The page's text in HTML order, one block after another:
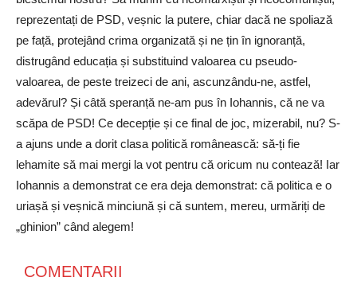
reprezentați de PSD, veșnic la putere, chiar dacă ne spoliază
pe față, protejând crima organizată și ne țin în ignoranță,
distrugând educația și substituind valoarea cu pseudo-
valoarea, de peste treizeci de ani, ascunzându-ne, astfel,
adevărul? Și câtă speranță ne-am pus în Iohannis, că ne va
scăpa de PSD! Ce decepție și ce final de joc, mizerabil, nu? S-
a ajuns unde a dorit clasa politică românească: să-ți fie
lehamite să mai mergi la vot pentru că oricum nu contează! Iar
Iohannis a demonstrat ce era deja demonstrat: că politica e o
uriașă și veșnică minciună și că suntem, mereu, urmăriți de
„ghinion” când alegem!
COMENTARII